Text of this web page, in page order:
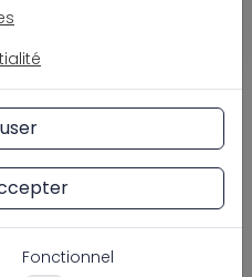
un compte pour
facilement.
compte
Fonctionnel